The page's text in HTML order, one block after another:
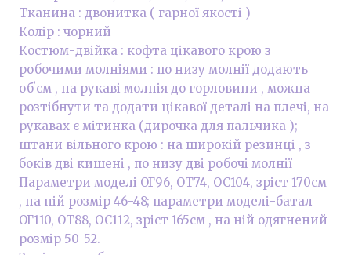
Тканина : двонитка ( гарної якості )
Колір : чорний
Костюм-двійка : кофта цікавого крою з
робочими молніями : по низу молнії додають
обʼєм , на рукаві молнія до горловини , можна
розтібнути та додати цікавої деталі на плечі, на
рукавах є мітинка (дирочка для пальчика );
штани вільного крою : на широкій резинці , з
боків дві кишені , по низу дві робочі молнії
Параметри моделі ОГ96, ОТ74, ОС104, зріст 170см
, на ній розмір 46-48; параметри моделі-батал
ОГ110, ОТ88, ОС112, зріст 165см , на ній одягнений
розмір 50-52.